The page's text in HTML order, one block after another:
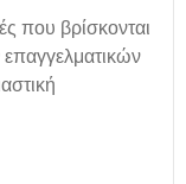
που βρίσκονται